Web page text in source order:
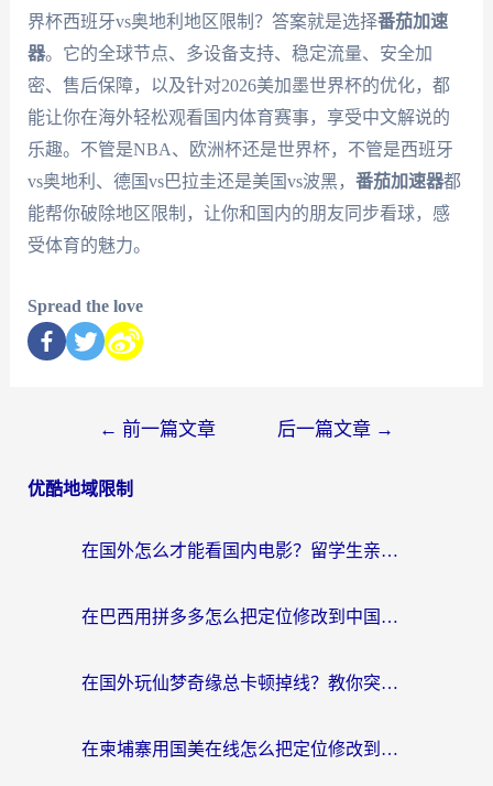
界杯西班牙vs奥地利地区限制？答案就是选择番茄加速
器。它的全球节点、多设备支持、稳定流量、安全加
密、售后保障，以及针对2026美加墨世界杯的优化，都
能让你在海外轻松观看国内体育赛事，享受中文解说的
乐趣。不管是NBA、欧洲杯还是世界杯，不管是西班牙
vs奥地利、德国vs巴拉圭还是美国vs波黑， 番茄加速器都
能帮你破除地区限制，让你和国内的朋友同步看球，感
受体育的魅力。
Spread the love
← 前一篇文章 后一篇文章 →
优酷地域限制
在国外怎么才能看国内电影？留学生亲测有效的地域限制突破指南
在巴西用拼多多怎么把定位修改到中国国内？3步解决海外党痛点，附芒果TV伊对可用攻略
在国外玩仙梦奇缘总卡顿掉线？教你突破限制+搞定追剧查诉讼的实用攻略
在柬埔寨用国美在线怎么把定位修改到中国国内？3个海外生活痛点一次解决